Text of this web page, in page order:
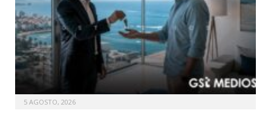
5 AGOSTO, 2026